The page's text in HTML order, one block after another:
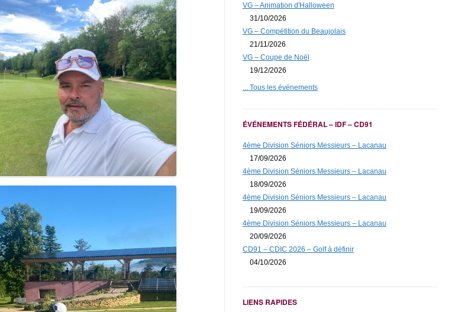
VG – Animation d'Halloween
31/10/2026
VG – Compétition du Beaujolais
21/11/2026
VG – Coupe de Noël
19/12/2026
... Tous les événements
ÉVÉNEMENTS FÉDÉRAL – IDF – CD91
4ème Division Séniors Messieurs – Lacanau
17/09/2026
4ème Division Séniors Messieurs – Lacanau
18/09/2026
4ème Division Séniors Messieurs – Lacanau
19/09/2026
4ème Division Séniors Messieurs – Lacanau
20/09/2026
CD91 – CDIC 2026 – Golf à définir
04/10/2026
LIENS RAPIDES